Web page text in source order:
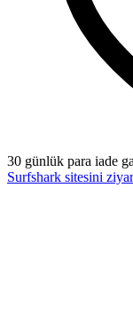
30 günlük para iade
Surfshark sitesini